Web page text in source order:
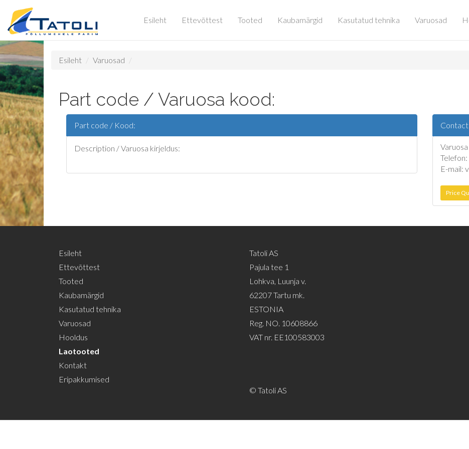
Esileht Ettevõttest Tooted Kaubamärgid Kasutatud tehnika Varuosad
Esileht Varuosad
Part code / Varuosa kood:
Part code / Kood:
Description / Varuosa kirjeldus:
E-mail:
Price
Esileht
Ettevõttest
Tooted
Kaubamärgid
Kasutatud tehnika
Varuosad
Hooldus
Laotooted
Kontakt
Eripakkumised
Tatoli AS
Pajula tee 1
Lohkva, Luunja v.
62207 Tartu mk.
ESTONIA
Reg. NO. 10608866
VAT nr. EE100583003
© Tatoli AS